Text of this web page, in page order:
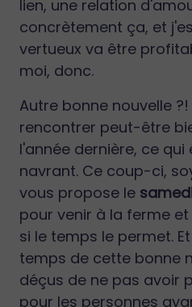
lien, une relation
concrètement ça, et
vertueux va être
moi, donc.
Autre bonne nouvelle
rencontrer peut-être
l'année dernière, ce
navrant. Ce coup-ci,
vous propose le
pour venir à la ferme
si le temps le permet.
temps de cette bonne
déçus de ne pas avoir
pour les personnes